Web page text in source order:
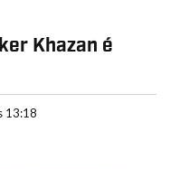
Khazan é
13:18